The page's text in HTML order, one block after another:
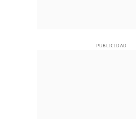
PUBLICIDAD